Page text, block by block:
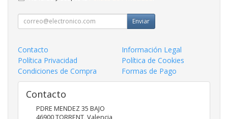
Enviar
Contacto
Información Legal
Política Privacidad
Política de Cookies
Condiciones de Compra
Formas de Pago
Contacto
PDRE MENDEZ 35 BAJO
46900TORRENT,Valencia